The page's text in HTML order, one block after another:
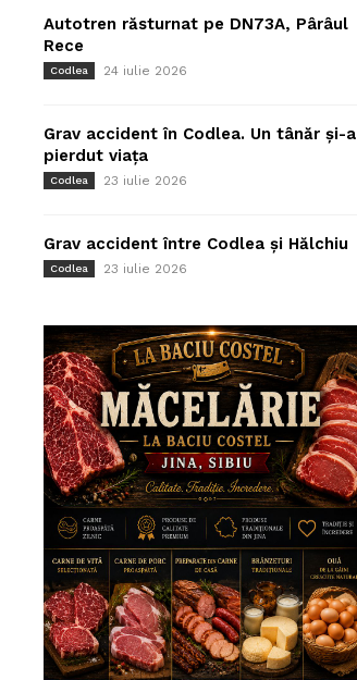
Autotren răsturnat pe DN73A, Pârâul
Rece
Codlea 24 iulie 2026
Grav accident în Codlea. Un tânăr și-a
pierdut viața
Codlea 23 iulie 2026
Grav accident între Codlea și Hălchiu
Codlea 23 iulie 2026